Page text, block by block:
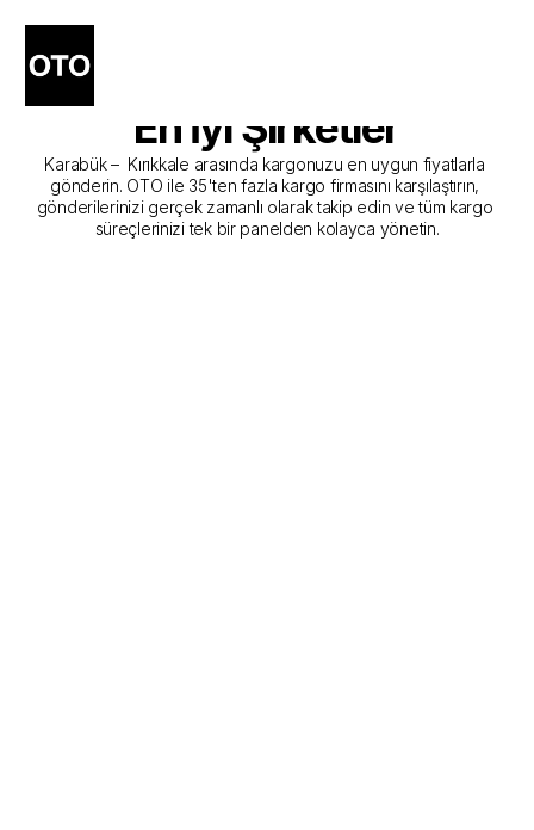
Karabük - Kırıkkale Kargo
Gönderim Hizmeti Sunan
En İyi Şirketler
Karabük –  Kırıkkale arasında kargonuzu en uygun fiyatlarla
gönderin. OTO ile 35'ten fazla kargo firmasını karşılaştırın,
gönderilerinizi gerçek zamanlı olarak takip edin ve tüm kargo
süreçlerinizi tek bir panelden kolayca yönetin.